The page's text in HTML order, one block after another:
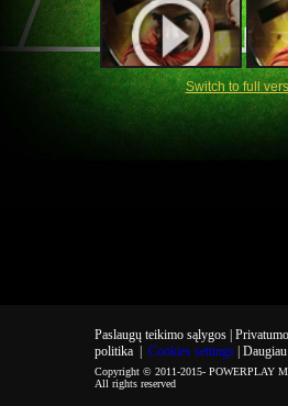
Switch to full
Paslaugų teikimo sąlygos | Privatumo
politika| Cookies settings |
Copyright © 2011-2015- POWERPLAY
All rights reserved